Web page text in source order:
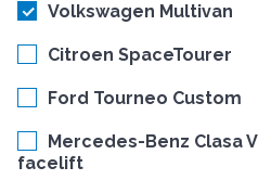
Volkswagen Multivan
Citroen SpaceTourer
Ford Tourneo Custom
Mercedes-Benz Clasa V
facelift